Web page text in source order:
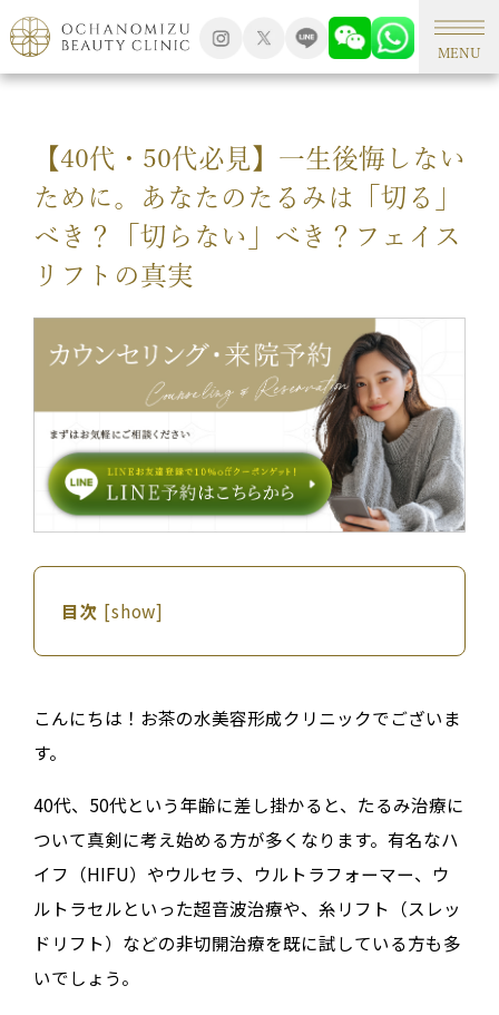
MENU
TOP 形成外科手術
【40代・50代必見】一生後悔しない
ために。あなたのたるみは「切る」
べき？「切らない」べき？フェイス
リフトの真実
目次 [show]
こんにちは！お茶の水美容形成クリニックでございま
す。
40代、50代という年齢に差し掛かると、たるみ治療に
ついて真剣に考え始める方が多くなります。有名なハ
イフ（HIFU）やウルセラ、ウルトラフォーマー、ウ
ルトラセルといった超音波治療や、糸リフト（スレッ
ドリフト）などの非切開治療を既に試している方も多
いでしょう。